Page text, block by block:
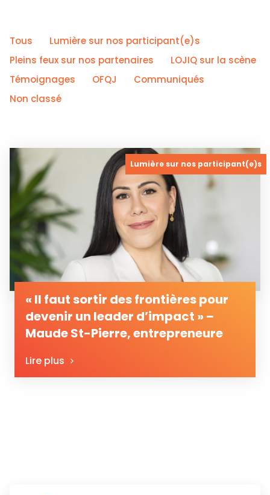
Tous
Lumière sur nos participant(e)s
Pleins feux sur nos partenaires
LOJIQ sur la scène
Témoignages
OFQJ
Communiqués
Non classé
Lumière sur nos participant(e)s
« Il faut sortir des frontières pour
devenir un leader d’impact » –
Maude St-Pierre, entrepreneure
Lire plus